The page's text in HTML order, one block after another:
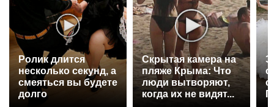
Ролик длится
несколько секунд, а
смеяться вы будете
долго
Скрытая камера на
пляже Крыма: Что
люди вытворяют,
когда их не видят...